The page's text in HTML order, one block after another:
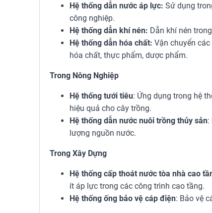
Hệ thống dẫn nước áp lực: Sử dụng
công nghiệp.
Hệ thống dẫn khí nén: Dẫn khí nén
Hệ thống dẫn hóa chất: Vận chuyển
hóa chất, thực phẩm, dược phẩm.
Trong Nông Nghiệp
Hệ thống tưới tiêu: Ứng dụng trong hệ
hiệu quả cho cây trồng.
Hệ thống dẫn nước nuôi trồng thủy sản:
lượng nguồn nước.
Trong Xây Dựng
Hệ thống cấp thoát nước tòa nhà cao
ít áp lực trong các công trình cao tầng.
Hệ thống ống bảo vệ cáp điện: Bảo vệ